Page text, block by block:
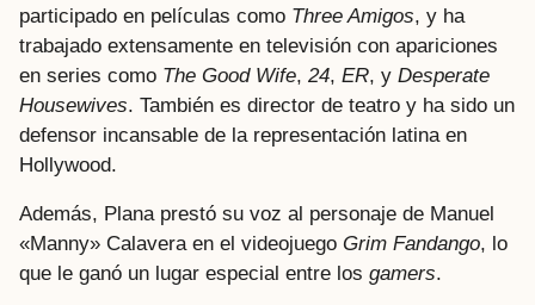
participado en películas como Three Amigos, y ha
trabajado extensamente en televisión con apariciones
en series como The Good Wife, 24, ER, y Desperate
Housewives. También es director de teatro y ha sido un
defensor incansable de la representación latina en
Hollywood.
Además, Plana prestó su voz al personaje de Manuel
«Manny» Calavera en el videojuego Grim Fandango, lo
que le ganó un lugar especial entre los gamers.